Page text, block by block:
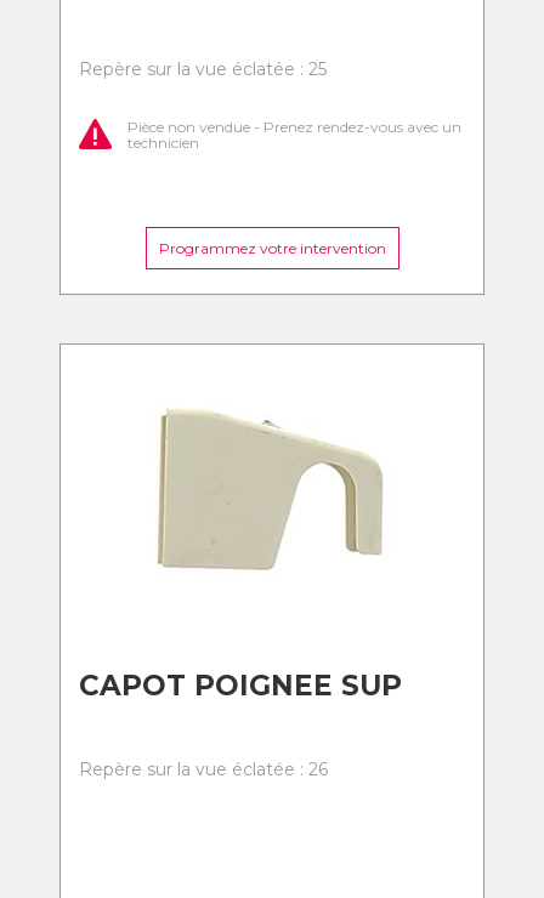
Repère sur la vue éclatée : 25
Pièce non vendue - Prenez rendez-vous avec un
technicien
Programmez votre intervention
CAPOT POIGNEE SUP
Repère sur la vue éclatée : 26